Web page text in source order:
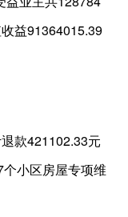
益91364015.39
款421102.33元
个小区房屋专项维